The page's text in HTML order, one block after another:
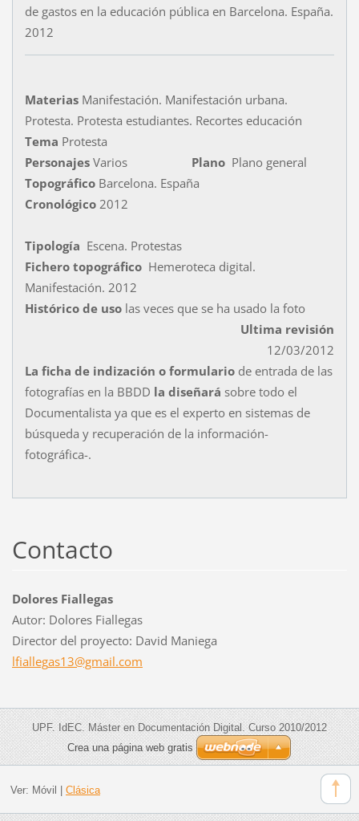
de gastos en la educación pública en Barcelona. España.
2012
Materias Manifestación. Manifestación urbana.
Protesta. Protesta estudiantes. Recortes educación
Tema Protesta
PersonajesVarios Plano Plano general
TopográficoBarcelona. España
Cronológico2012
Tipología Escena. Protestas
Fichero topográfico Hemeroteca digital.
Manifestación. 2012
Histórico de usolas veces que se ha usado la foto
Ultima revisión
12/03/2012
La ficha de indización o formulariode entrada de las
fotografías en la BBDD la diseñará sobre todo el
Documentalista ya que es el experto en sistemas de
búsqueda y recuperación de la información-
fotográfica-.
Contacto
Dolores Fiallegas
Autor: Dolores Fiallegas
Director del proyecto: David Maniega
lfiallegas13@gmail.com
UPF. IdEC. Máster en Documentación Digital. Curso 2010/2012
Crea una página web gratis
Ver: Móvil | Clásica